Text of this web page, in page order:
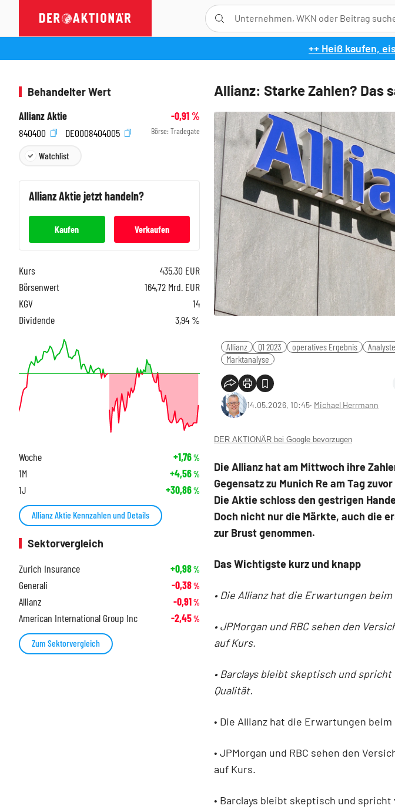
++ Heiß kaufen,
Allianz: Starke Zahlen? Das
Allianz Q1 2023 operatives Ergebnis
Marktanalyse
14.05.2026, 10:45‧ Michael Herrmann
DER AKTIONÄR bei Google bevorzugen
Die Allianz hat am Mittwoch ihre
Gegensatz zu Munich Re am Tag
Die Aktie schloss den gestrigen
Doch nicht nur die Märkte, auch die
zur Brust genommen.
Das Wichtigste kurz und knapp
• Die Allianz hat die Erwartungen
• JPMorgan und RBC sehen den
auf Kurs.
• Barclays bleibt skeptisch und
Qualität.
• Die Allianz hat die Erwartungen
• JPMorgan und RBC sehen den
auf Kurs.
• Barclays bleibt skeptisch und
Behandelter Wert
Allianz Aktie
-0,91%
840400
DE0008404005 Börse: Tradegate
Watchlist
AllianzAktie jetzt handeln?
Kaufen Verkaufen
Kurs 435,30 EUR
Börsenwert
164,72 Mrd. EUR
KGV
14
Dividende
3,94 %
Woche +1,76%
1M +4,56%
1J +30,86%
Allianz Aktie Kennzahlen und Details
Sektorvergleich
Zurich Insurance
+0,98%
Generali -0,38%
Allianz -0,91%
American International Group Inc -2,45%
Zum Sektorvergleich